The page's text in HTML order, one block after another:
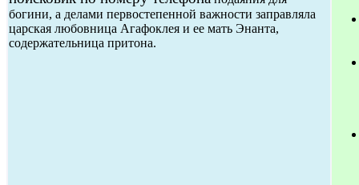
богини, а делами первостепенной важности заправляла
царская любовница Агафоклея и ее мать Энанта,
содержательница притона.